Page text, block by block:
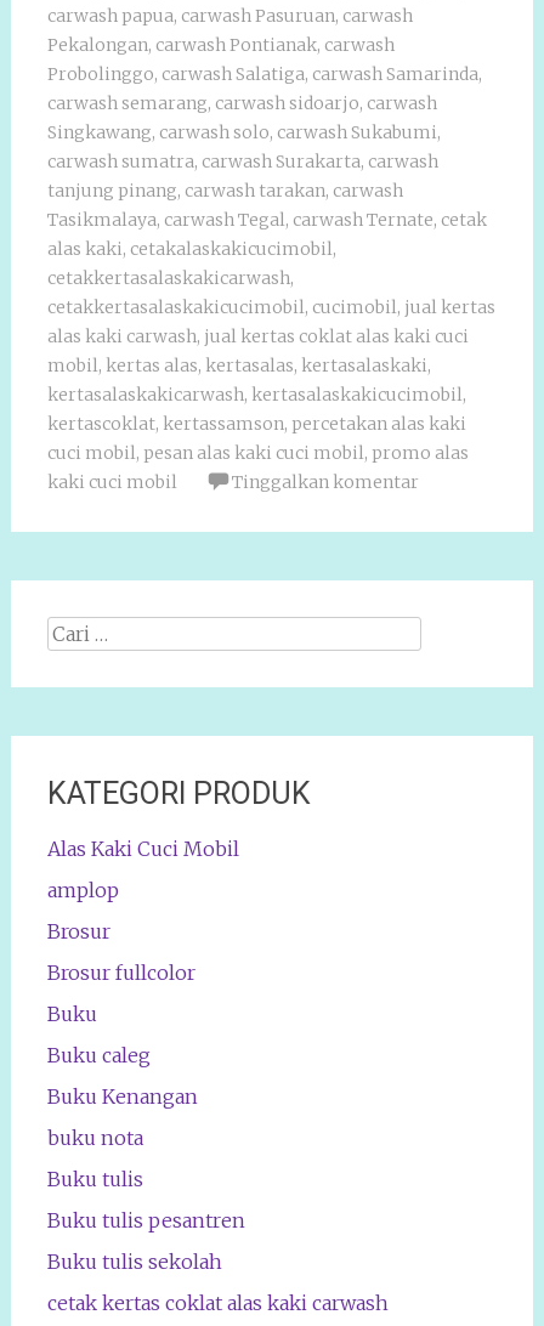
carwash papua, carwash Pasuruan, carwash
Pekalongan, carwash Pontianak, carwash
Probolinggo, carwash Salatiga, carwash Samarinda,
carwash semarang, carwash sidoarjo, carwash
Singkawang, carwash solo, carwash Sukabumi,
carwash sumatra, carwash Surakarta, carwash
tanjung pinang, carwash tarakan, carwash
Tasikmalaya, carwash Tegal, carwash Ternate, cetak
alas kaki, cetakalaskakicucimobil,
cetakkertasalaskakicarwash,
cetakkertasalaskakicucimobil, cucimobil, jual kertas
alas kaki carwash, jual kertas coklat alas kaki cuci
mobil, kertas alas, kertasalas, kertasalaskaki,
kertasalaskakicarwash, kertasalaskakicucimobil,
kertascoklat, kertassamson, percetakan alas kaki
cuci mobil, pesan alas kaki cuci mobil, promo alas
kaki cuci mobil
Tinggalkan komentar
Cari
apa:
KATEGORI PRODUK
Alas Kaki Cuci Mobil
amplop
Brosur
Brosur fullcolor
Buku
Buku caleg
Buku Kenangan
buku nota
Buku tulis
Buku tulis pesantren
Buku tulis sekolah
cetak kertas coklat alas kaki carwash